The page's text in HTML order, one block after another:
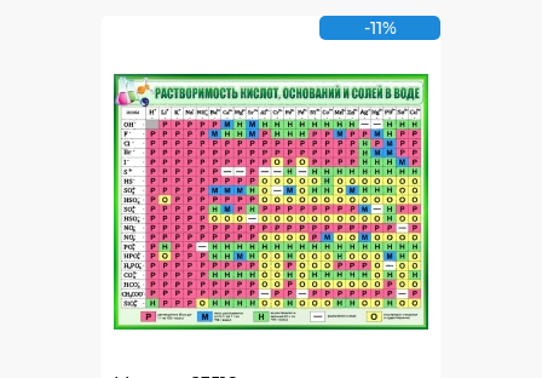
-11%